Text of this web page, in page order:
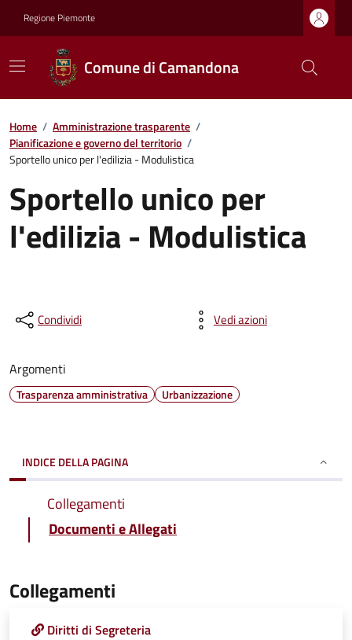
Regione Piemonte
Comune di Camandona
Home / Amministrazione trasparente /
Pianificazione e governo del territorio /
Sportello unico per l'edilizia - Modulistica
Sportello unico per
l'edilizia - Modulistica
Condividi Vedi azioni
Argomenti
Trasparenza amministrativa Urbanizzazione
INDICE DELLA PAGINA
Collegamenti
Documenti e Allegati
Collegamenti
Diritti di Segreteria